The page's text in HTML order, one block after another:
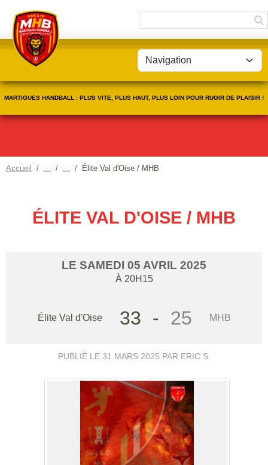
MARTIGUES HANDBALL : PLUS VITE, PLUS HAUT, PLUS LOIN POUR RUGIR DE PLAISIR !
Accueil Élite Val d'Oise / MHB
ÉLITE VAL D'OISE / MHB
LE SAMEDI 05 AVRIL 2025
À 20H15
Élite Val d'Oise 33 - 25 MHB
PUBLIÉ LE 31 MARS 2025 PAR ERIC S.